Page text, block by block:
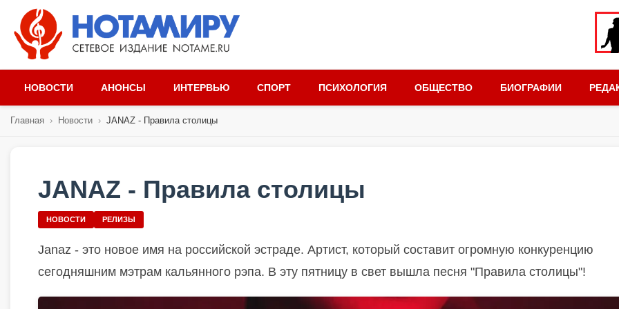
НОВОСТИ АНОНСЫ ИНТЕРВЬЮ СПОРТ ПСИХОЛОГИЯ ОБЩЕСТВО БИОГРАФИИ
Главная › Новости › JANAZ - Правила столицы
JANAZ - Правила столицы
НОВОСТИ РЕЛИЗЫ
Janaz - это новое имя на российской эстраде. Артист, который составит огромную конкуренцию
сегодняшним мэтрам кальянного рэпа. В эту пятницу в свет вышла песня "Правила столицы"!